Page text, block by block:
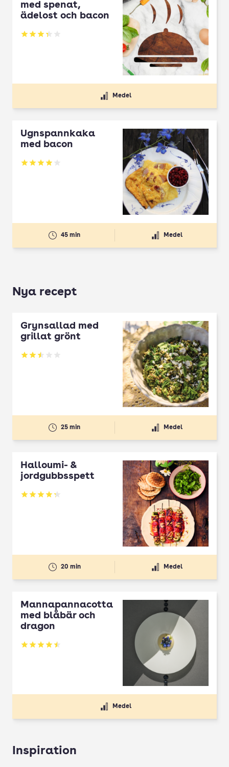
med spenat,
ädelost och bacon
Betyg: 3.33 av 5
Medel
Ugnspannkaka
med bacon
Betyg: 3.92 av 5
45 min Medel
Nya recept
Grynsallad med
grillat grönt
Betyg: 2.5 av 5
25 min Medel
Halloumi- &
jordgubbsspett
Betyg: 4.3 av 5
20 min Medel
Mannapannacotta
med blåbär och
dragon
Betyg: 4.5 av 5
Medel
Inspiration